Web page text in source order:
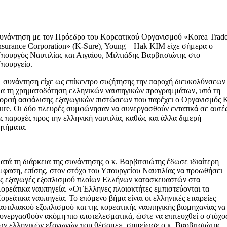
με τον Πρόεδρο του Κορεατικού Οργανισμού «Korea
Corporation» (Κ-Sure), Young – Hak KIM είχε σήμερα ο
Ναυτιλίας και Αιγαίου, Μιλτιάδης Βαρβιτσιώτης στο
είχε ως επίκεντρο συζήτησης την παροχή διευκολύνσεων
τη χρηματοδότηση ελληνικών ναυπηγικών προγραμμάτων, υπό τη
ασφάλισης εξαγωγικών πιστώσεων που παρέχει ο Οργανισμός
Οι δύο πλευρές συμφώνησαν να συνεργασθούν εντατικά σε
παροχές προς την ελληνική ναυτιλία, καθώς και άλλα διμερή
τη διάρκεια της συνάντησης ο κ. Βαρβιτσιώτης έδωσε ιδιαίτερη
επίσης, στον στόχο του Υπουργείου Ναυτιλίας να προωθήσει
εξαγωγές εξοπλισμού πλοίων Ελλήνων κατασκευαστών στα
ναυπηγεία. «Οι Έλληνες πλοιοκτήτες εμπιστεύονται τα
ναυπηγεία. Το επόμενο βήμα είναι οι ελληνικές εταιρείες
εξοπλισμού και της κορεατικής ναυπηγικής βιομηχανίας να
ακόμη πιο αποτελεσματικά, ώστε να επιτευχθεί ο
ελληνικών εξαγωγών που θέσαμε», σημείωσε ο κ. Βαρβιτσιώτης.